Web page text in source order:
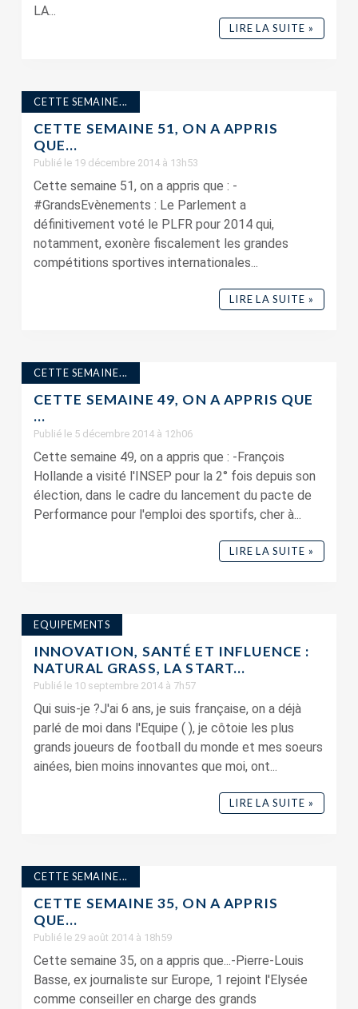
LA...
LIRE LA SUITE »
CETTE SEMAINE...
CETTE SEMAINE 51, ON A APPRIS
QUE…
Publié le 19 décembre 2014 à 13h53
Cette semaine 51, on a appris que : -
#GrandsEvènements : Le Parlement a
définitivement voté le PLFR pour 2014 qui,
notamment, exonère fiscalement les grandes
compétitions sportives internationales...
LIRE LA SUITE »
CETTE SEMAINE...
CETTE SEMAINE 49, ON A APPRIS QUE
…
Publié le 5 décembre 2014 à 12h06
Cette semaine 49, on a appris que : -François
Hollande a visité l'INSEP pour la 2° fois depuis son
élection, dans le cadre du lancement du pacte de
Performance pour l'emploi des sportifs, cher à...
LIRE LA SUITE »
EQUIPEMENTS
INNOVATION, SANTÉ ET INFLUENCE :
NATURAL GRASS, LA START...
Publié le 10 septembre 2014 à 7h57
Qui suis-je ?J'ai 6 ans, je suis française, on a déjà
parlé de moi dans l'Equipe ( ), je côtoie les plus
grands joueurs de football du monde et mes soeurs
ainées, bien moins innovantes que moi, ont...
LIRE LA SUITE »
CETTE SEMAINE...
CETTE SEMAINE 35, ON A APPRIS
QUE…
Publié le 29 août 2014 à 18h59
Cette semaine 35, on a appris que...-Pierre-Louis
Basse, ex journaliste sur Europe, 1 rejoint l'Elysée
comme conseiller en charge des grands